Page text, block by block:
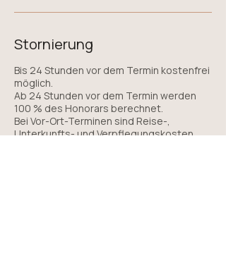
Stornierung
Bis 24 Stunden vor dem Termin kostenfrei
möglich.
Ab 24 Stunden vor dem Termin werden
100 % des Honorars berechnet.
Bei Vor-Ort-Terminen sind Reise-,
Unterkunfts- und Verpflegungskosten